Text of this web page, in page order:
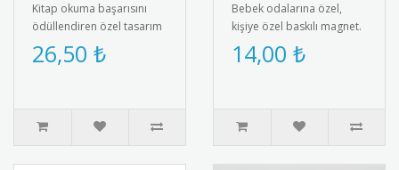
Kitap okuma başarısını
ödüllendiren özel tasarım
madalya. Okuma
alışkanlığını teşvik etmek
26,50 ₺
Bebek odalarına özel,
kişiye özel baskılı magnet.
Buzdolabı, dolap ya da
ferforje süslemelerinde
14,00 ₺